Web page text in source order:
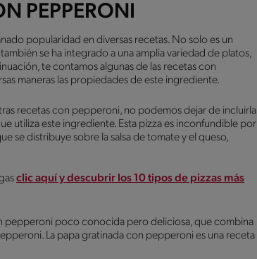
PEPPERONI
popularidad en diversas recetas. No solo es un
se ha integrado a una amplia variedad de platos,
te contamos algunas de las recetas con
maneras las propiedades de este ingrediente.
recetas con pepperoni, no podemos dejar de incluirla
utiliza este ingrediente. Esta pizza es inconfundible por
se distribuye sobre la salsa de tomate y el queso,
clic aquí y descubrir los 10 tipos de pizzas más
pepperoni poco conocida pero deliciosa, que combina
La papa gratinada con pepperoni es una receta